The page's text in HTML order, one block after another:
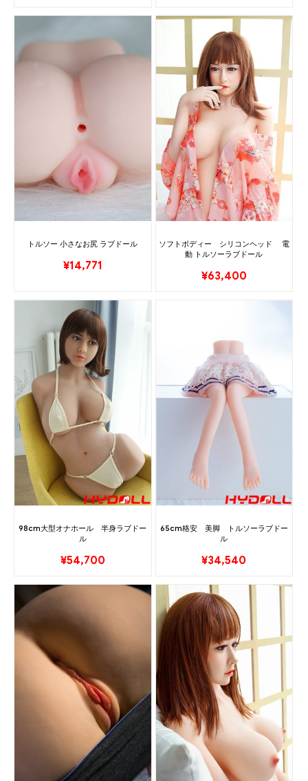
トルソー 小さなお尻 ラブドール
¥14,771
ソフトボディー シリコンヘッド 電
動 トルソーラブドール
¥63,400
98cm大型オナホール 半身ラブドー
ル
¥54,700
65cm格安 美脚 トルソーラブドー
ル
¥34,540